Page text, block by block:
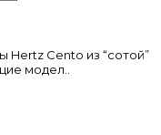
Hertz Cento из “сотой”
модел..